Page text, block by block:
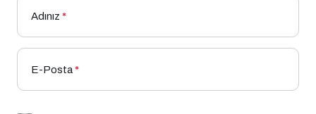
Adınız *
E-Posta*